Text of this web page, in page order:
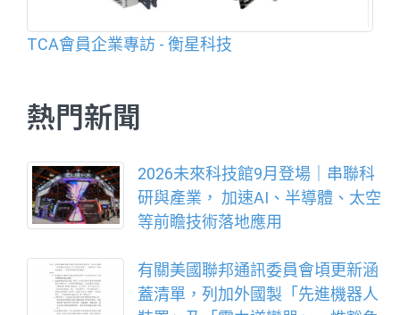
TCA會員企業專訪 - 衡星科技
熱門新聞
2026未來科技館9月登場｜串聯科
研與產業， 加速AI、半導體、太空
等前瞻技術落地應用
有關美國聯邦通訊委員會頃更新涵
蓋清單，列加外國製「先進機器人